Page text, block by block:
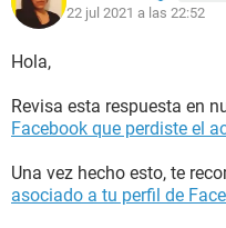
22 jul 2021 a las 22:52
Hola,
Revisa esta respuesta en
Facebook que perdiste el
Una vez hecho esto, te
asociado a tu perfil de